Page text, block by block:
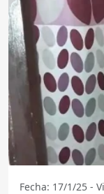
Fecha: 17/1/25 -